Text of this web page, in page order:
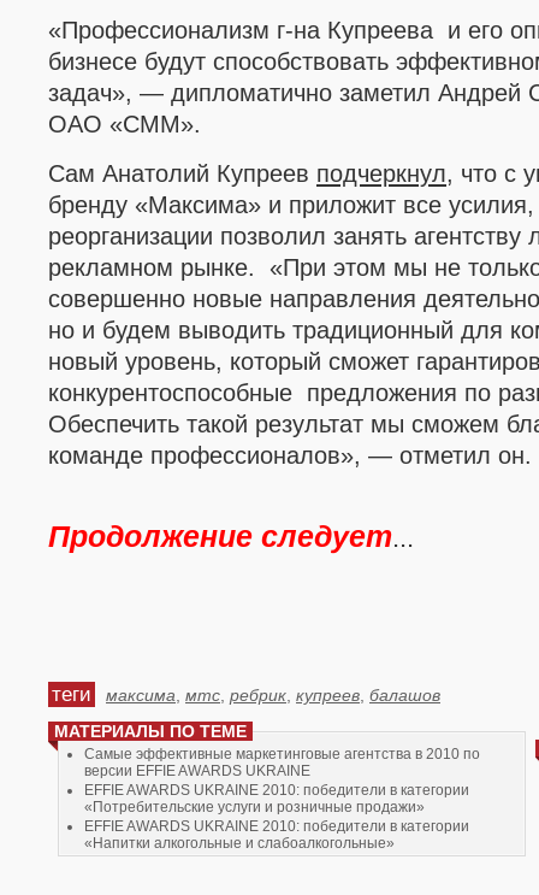
«Профессионализм г-на Купреева и его
бизнесе будут способствовать
задач», — дипломатично заметил Андрей
ОАО «СММ».
Сам Анатолий Купреев подчеркнул, что с
бренду «Максима» и приложит все
реорганизации позволил занять
рекламном рынке. «При этом мы не
совершенно новые направления
но и будем выводить традиционный для
новый уровень, который сможет
конкурентоспособные предложения по
Обеспечить такой результат мы сможем
команде профессионалов», — отметил он.
Продолжение следует...
теги максима мтс ребрик купреев балашов
МАТЕРИАЛЫ ПО ТЕМЕ
Самые эффективные маркетинговые агентства в 2010 по
версии EFFIE AWARDS UKRAINE
EFFIE AWARDS UKRAINE 2010: победители в категории
«Потребительские услуги и розничные продажи»
EFFIE AWARDS UKRAINE 2010: победители в категории
«Напитки алкогольные и слабоалкогольные»